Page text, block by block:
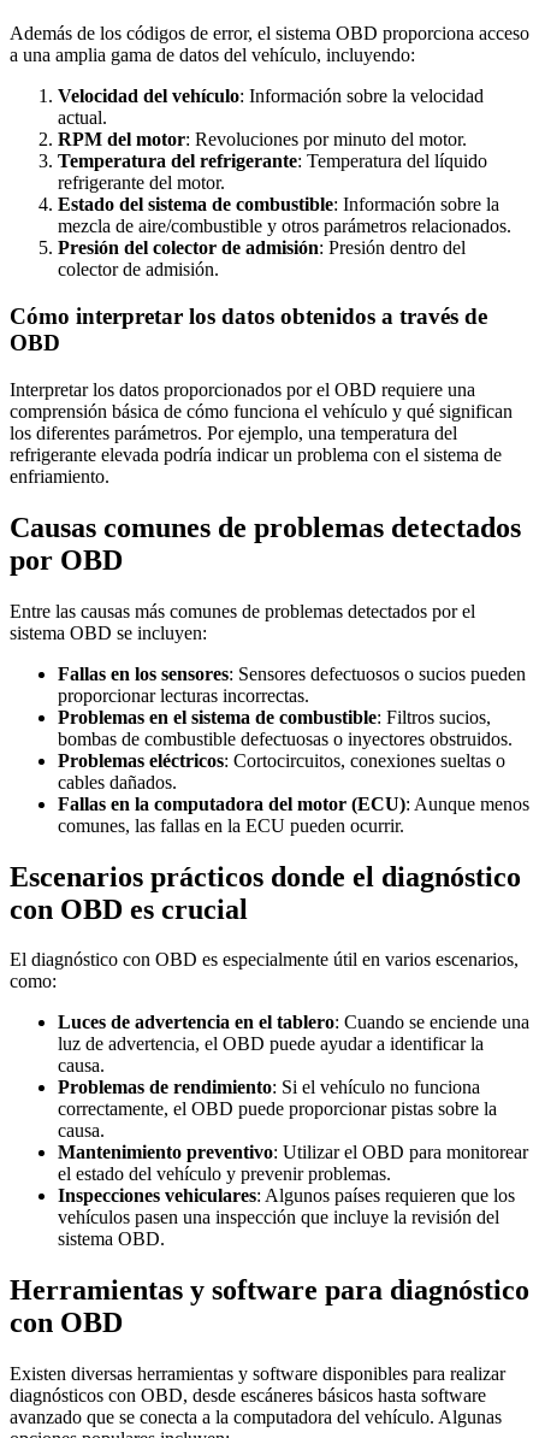
Además de los códigos de error, el sistema OBD proporciona acceso
a una amplia gama de datos del vehículo, incluyendo:
Velocidad del vehículo: Información sobre la velocidad
actual.
RPM del motor: Revoluciones por minuto del motor.
Temperatura del refrigerante: Temperatura del líquido
refrigerante del motor.
Estado del sistema de combustible: Información sobre la
mezcla de aire/combustible y otros parámetros relacionados.
Presión del colector de admisión: Presión dentro del
colector de admisión.
Cómo interpretar los datos obtenidos a través de
OBD
Interpretar los datos proporcionados por el OBD requiere una
comprensión básica de cómo funciona el vehículo y qué significan
los diferentes parámetros. Por ejemplo, una temperatura del
refrigerante elevada podría indicar un problema con el sistema de
enfriamiento.
Causas comunes de problemas detectados
por OBD
Entre las causas más comunes de problemas detectados por el
sistema OBD se incluyen:
Fallas en los sensores: Sensores defectuosos o sucios pueden
proporcionar lecturas incorrectas.
Problemas en el sistema de combustible: Filtros sucios,
bombas de combustible defectuosas o inyectores obstruidos.
Problemas eléctricos: Cortocircuitos, conexiones sueltas o
cables dañados.
Fallas en la computadora del motor (ECU): Aunque menos
comunes, las fallas en la ECU pueden ocurrir.
Escenarios prácticos donde el diagnóstico
con OBD es crucial
El diagnóstico con OBD es especialmente útil en varios escenarios,
como:
Luces de advertencia en el tablero: Cuando se enciende una
luz de advertencia, el OBD puede ayudar a identificar la
causa.
Problemas de rendimiento: Si el vehículo no funciona
correctamente, el OBD puede proporcionar pistas sobre la
causa.
Mantenimiento preventivo: Utilizar el OBD para monitorear
el estado del vehículo y prevenir problemas.
Inspecciones vehiculares: Algunos países requieren que los
vehículos pasen una inspección que incluye la revisión del
sistema OBD.
Herramientas y software para diagnóstico
con OBD
Existen diversas herramientas y software disponibles para realizar
diagnósticos con OBD, desde escáneres básicos hasta software
avanzado que se conecta a la computadora del vehículo. Algunas